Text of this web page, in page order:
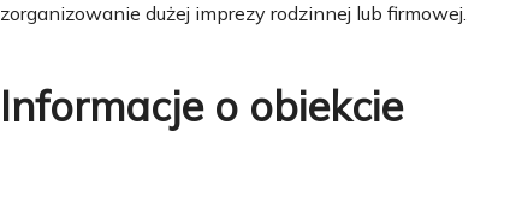
zorganizowanie dużej imprezy rodzinnej lub firmowej.
Informacje o obiekcie